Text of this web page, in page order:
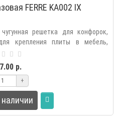
FERRE KA002 IX
решетка для конфорок,
крепления плиты в мебель,
р.
+